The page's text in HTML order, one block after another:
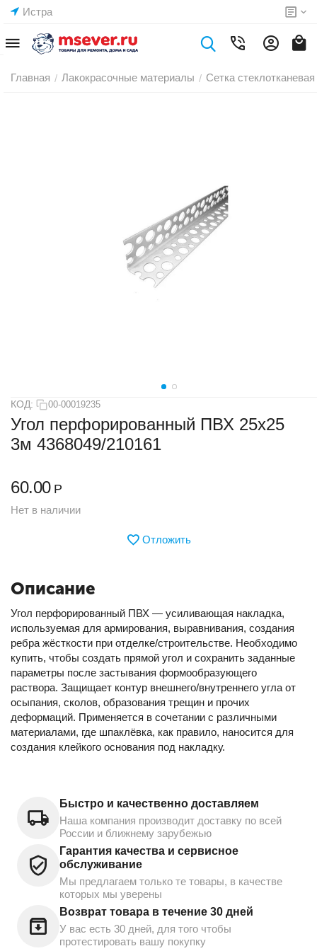
Истра
Главная / Лакокрасочные материалы / Сетка
КОД: 00-00019235
Угол перфорированный ПВХ 25х25
3м 4368049/210161
60.00 Р
Нет в наличии
Отложить
Описание
Угол перфорированный ПВХ — усиливающая накладка,
используемая для армирования, выравнивания, создания
ребра жёсткости при отделке/строительстве. Необходимо
купить, чтобы создать прямой угол и сохранить заданные
параметры после застывания формообразующего
раствора. Защищает контур внешнего/внутреннего угла от
осыпания, сколов, образования трещин и прочих
деформаций. Применяется в сочетании с различными
материалами, где шпаклёвка, как правило, наносится для
создания клейкого основания под накладку.
Быстро и качественно доставляем
Наша компания производит доставку по всей
России и ближнему зарубежью
Гарантия качества и сервисное
обслуживание
Мы предлагаем только те товары, в качестве
которых мы уверены
Возврат товара в течение 30 дней
У вас есть 30 дней, для того чтобы
протестировать вашу покупку